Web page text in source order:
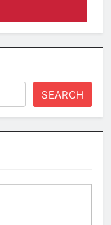
SEARCH